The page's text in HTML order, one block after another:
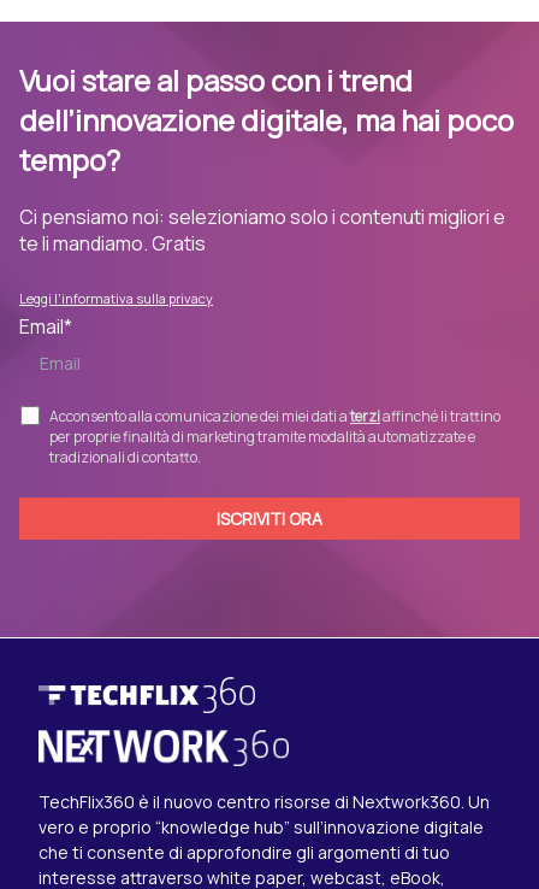
Vuoi stare al passo con i trend
dell’innovazione digitale, ma hai poco
tempo?
Ci pensiamo noi: selezioniamo solo i contenuti migliori e
te li mandiamo. Gratis
Leggi l'informativa sulla privacy
Email*
Acconsento alla comunicazione dei miei dati aterziaffinché li trattino
per proprie finalità di marketing tramite modalità automatizzate e
tradizionali di contatto.
TechFlix360 è il nuovo centro risorse di Nextwork360. Un
vero e proprio “knowledge hub” sull’innovazione digitale
che ti consente di approfondire gli argomenti di tuo
interesse attraverso white paper, webcast, eBook,